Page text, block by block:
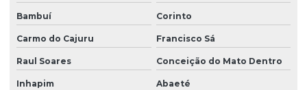
Bambuí Corinto
Carmo do Cajuru Francisco Sá
Raul Soares Conceição do Mato Dentro
Inhapim Abaeté